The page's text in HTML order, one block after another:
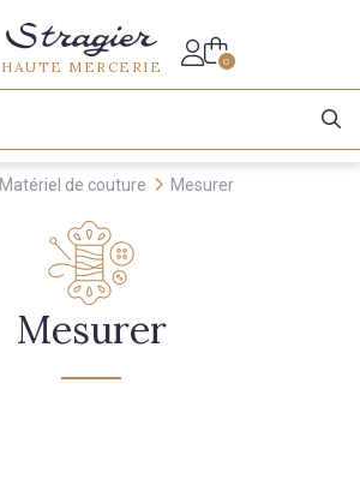
HAUTE MERCERIE 0
Matériel de couture Mesurer
Mesurer